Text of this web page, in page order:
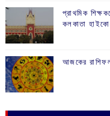
প্রাথমিক
কলকাতা
আজকের